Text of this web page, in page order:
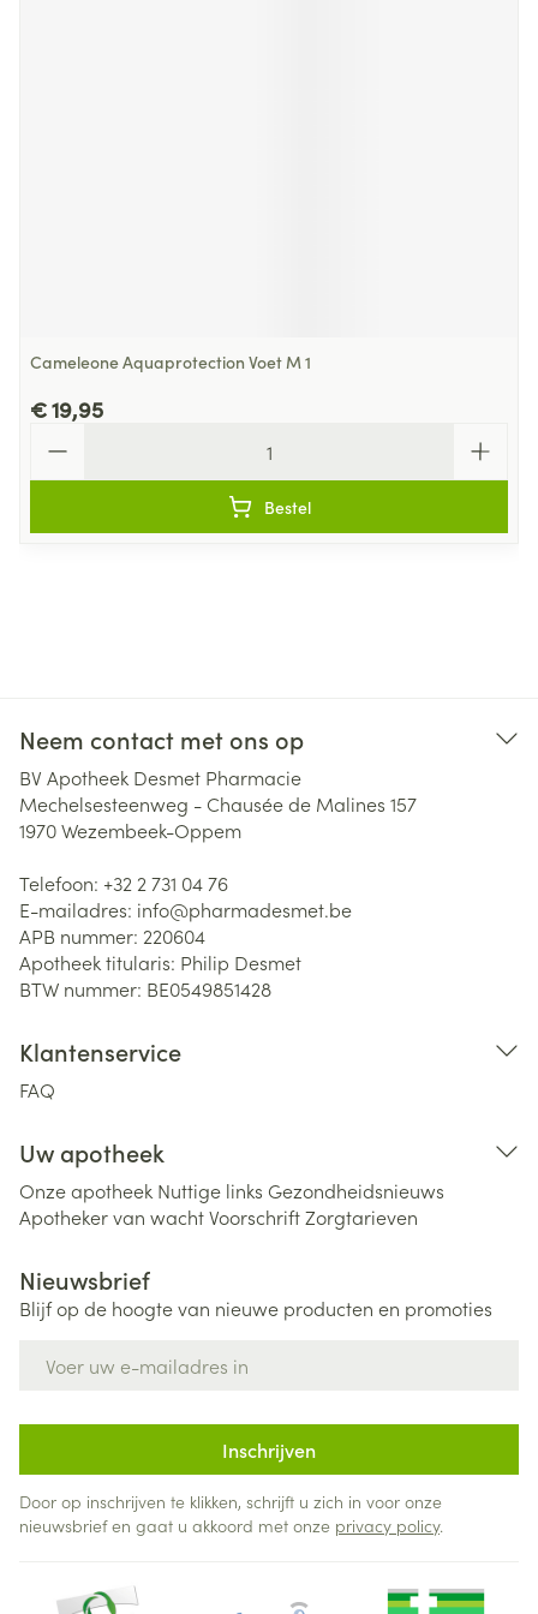
Cameleone Aquaprotection Voet M 1
€ 19,95
Bestel
Neem contact met ons op
BV Apotheek Desmet Pharmacie
Mechelsesteenweg - Chausée de Malines 157
1970Wezembeek-Oppem
Telefoon: +32 2 731 04 76
E-mailadres: info@pharmadesmet.be
APB nummer: 220604
Apotheek titularis: Philip Desmet
BTW nummer: BE0549851428
Klantenservice
FAQ
Uw apotheek
Onze apotheek Nuttige links Gezondheidsnieuws
Apotheker van wachtVoorschriftZorgtarieven
Nieuwsbrief
Blijf op de hoogte van nieuwe producten en promoties
Inschrijven
Door op inschrijven te klikken, schrijft u zich in voor onze
nieuwsbrief en gaat u akkoord met onze privacy policy.